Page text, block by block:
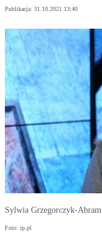
Publikacja: 31.10.2021 13:40
Sylwia Grzegorczyk-Abram
Foto: rp.pl